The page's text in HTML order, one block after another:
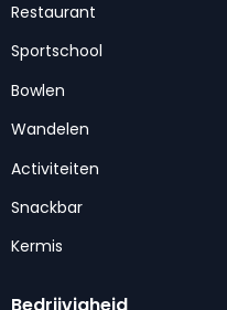
Restaurant
Sportschool
Bowlen
Wandelen
Activiteiten
Snackbar
Kermis
Bedrijvigheid